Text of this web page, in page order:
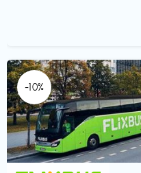
-10%